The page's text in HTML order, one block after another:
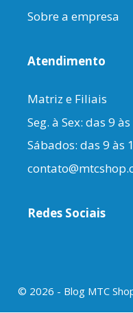
Sobre a empresa
Atendimento
Matriz e Filiais
Seg. à Sex: das 9
Sábados: das 9 às
Redes Sociais
© 2026 - Blog MTC